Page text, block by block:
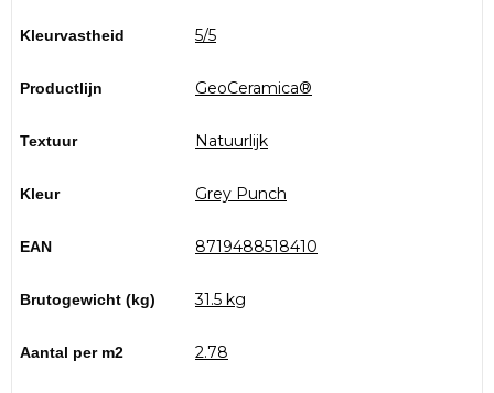
Kleurvastheid 5/5
Productlijn GeoCeramica®
Textuur Natuurlijk
Kleur Grey Punch
EAN 8719488518410
Brutogewicht (kg) 31.5 kg
Aantal per m2 2.78